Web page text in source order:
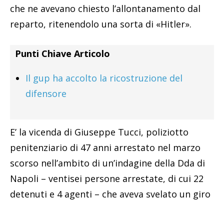
che ne avevano chiesto l’allontanamento dal
reparto, ritenendolo una sorta di «Hitler».
Punti Chiave Articolo
Il gup ha accolto la ricostruzione del
difensore
E’ la vicenda di Giuseppe Tucci, poliziotto
penitenziario di 47 anni arrestato nel marzo
scorso nell’ambito di un’indagine della Dda di
Napoli – ventisei persone arrestate, di cui 22
detenuti e 4 agenti – che aveva svelato un giro